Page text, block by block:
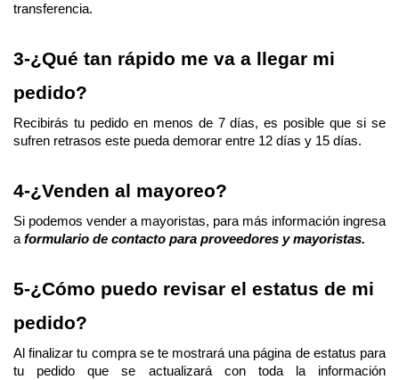
transferencia.
3-¿Qué tan rápido me va a llegar mi
pedido?
Recibirás tu pedido en menos de 7 días, es posible que si se
sufren retrasos este pueda demorar entre 12 días y 15 días.
4-¿Venden al mayoreo?
Si podemos vender a mayoristas, para más información ingresa
a formulario de contacto para proveedores y mayoristas.
5-¿Cómo puedo revisar el estatus de mi
pedido?
Al finalizar tu compra se te mostrará una página de estatus para
tu pedido que se actualizará con toda la información